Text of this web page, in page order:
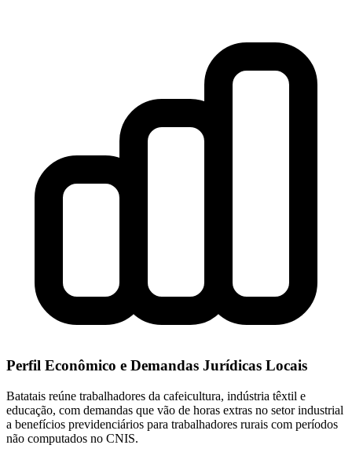
Perfil Econômico e Demandas Jurídicas Locais
Batatais reúne trabalhadores da cafeicultura, indústria têxtil e
educação, com demandas que vão de horas extras no setor industrial
a benefícios previdenciários para trabalhadores rurais com períodos
não computados no CNIS.